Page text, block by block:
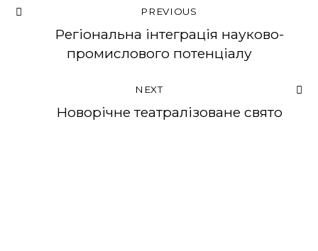
PREVIOUS
Регіональна інтеграція науково-
промислового потенціалу
NEXT
Новорічне театралізоване свято